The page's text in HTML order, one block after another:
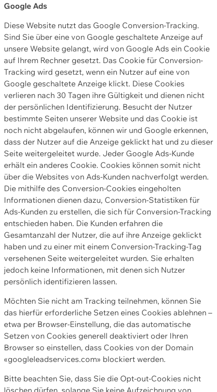
Google Ads
Diese Website nutzt das Google Conversion-Tracking.
Sind Sie über eine von Google geschaltete Anzeige auf
unsere Website gelangt, wird von Google Ads ein Cookie
auf Ihrem Rechner gesetzt. Das Cookie für Conversion-
Tracking wird gesetzt, wenn ein Nutzer auf eine von
Google geschaltete Anzeige klickt. Diese Cookies
verlieren nach 30 Tagen ihre Gültigkeit und dienen nicht
der persönlichen Identifizierung. Besucht der Nutzer
bestimmte Seiten unserer Website und das Cookie ist
noch nicht abgelaufen, können wir und Google erkennen,
dass der Nutzer auf die Anzeige geklickt hat und zu dieser
Seite weitergeleitet wurde. Jeder Google Ads-Kunde
erhält ein anderes Cookie. Cookies können somit nicht
über die Websites von Ads-Kunden nachverfolgt werden.
Die mithilfe des Conversion-Cookies eingeholten
Informationen dienen dazu, Conversion-Statistiken für
Ads-Kunden zu erstellen, die sich für Conversion-Tracking
entschieden haben. Die Kunden erfahren die
Gesamtanzahl der Nutzer, die auf ihre Anzeige geklickt
haben und zu einer mit einem Conversion-Tracking-Tag
versehenen Seite weitergeleitet wurden. Sie erhalten
jedoch keine Informationen, mit denen sich Nutzer
persönlich identifizieren lassen.
Möchten Sie nicht am Tracking teilnehmen, können Sie
das hierfür erforderliche Setzen eines Cookies ablehnen –
etwa per Browser-Einstellung, die das automatische
Setzen von Cookies generell deaktiviert oder Ihren
Browser so einstellen, dass Cookies von der Domain
«googleleadservices.com» blockiert werden.
Bitte beachten Sie, dass Sie die Opt-out-Cookies nicht